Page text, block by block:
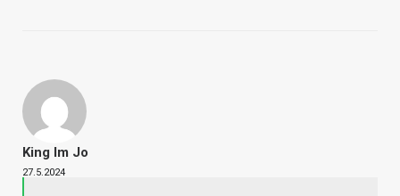
King Im Jo
27.5.2024